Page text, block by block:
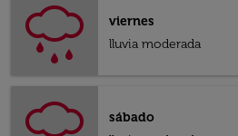
viernes
lluvia moderada
sábado